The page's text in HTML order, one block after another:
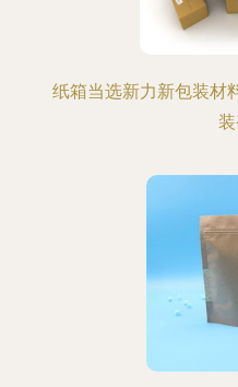
纸箱当选新力新包装材